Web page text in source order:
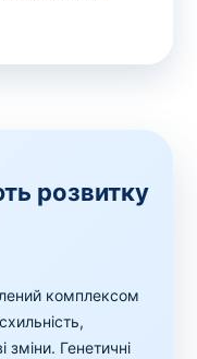
розвитку
комплексом
зміни. Генетичні